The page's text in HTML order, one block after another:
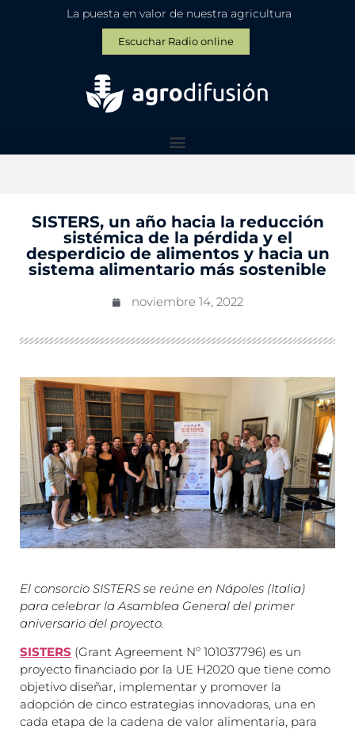
La puesta en valor de nuestra agricultura
Escuchar Radio online
SISTERS, un año hacia la reducción
sistémica de la pérdida y el
desperdicio de alimentos y hacia un
sistema alimentario más sostenible
noviembre 14, 2022
El consorcio SISTERS se reúne en Nápoles (Italia)
para celebrar la Asamblea General del primer
aniversario del proyecto.
SISTERS (Grant Agreement Nº 101037796) es un
proyecto financiado por la UE H2020 que tiene como
objetivo diseñar, implementar y promover la
adopción de cinco estrategias innovadoras, una en
cada etapa de la cadena de valor alimentaria, para